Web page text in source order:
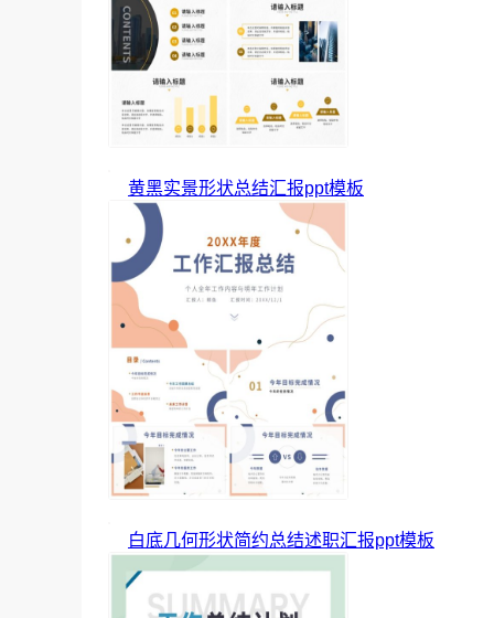
黄黑实景形状总结汇报ppt模板
白底几何形状简约总结述职汇报ppt模板